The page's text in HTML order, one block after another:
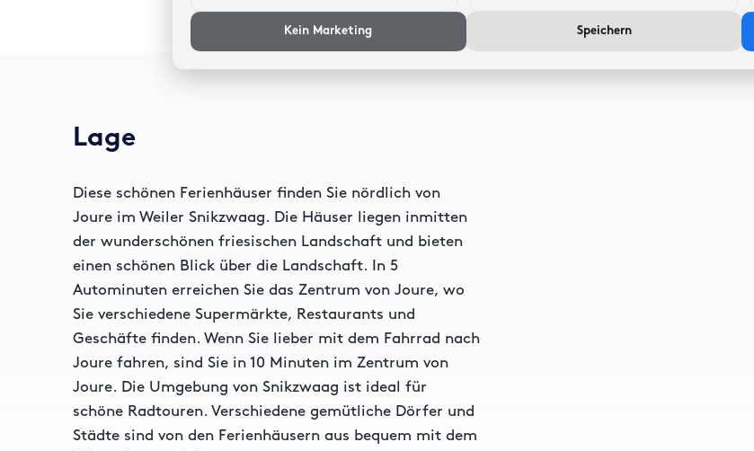
Lage
Diese schönen Ferienhäuser finden Sie nördlich von
Joure im Weiler Snikzwaag. Die Häuser liegen inmitten
der wunderschönen friesischen Landschaft und bieten
einen schönen Blick über die Landschaft. In 5
Autominuten erreichen Sie das Zentrum von Joure, wo
Sie verschiedene Supermärkte, Restaurants und
Geschäfte finden. Wenn Sie lieber mit dem Fahrrad nach
Joure fahren, sind Sie in 10 Minuten im Zentrum von
Joure. Die Umgebung von Snikzwaag ist ideal für
schöne Radtouren. Verschiedene gemütliche Dörfer und
Städte sind von den Ferienhäusern aus bequem mit dem
Kein Marketing Speichern